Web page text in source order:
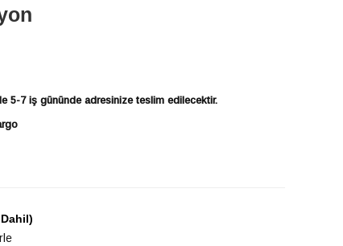
5-7 iş gününde adresinize teslim edilecektir.